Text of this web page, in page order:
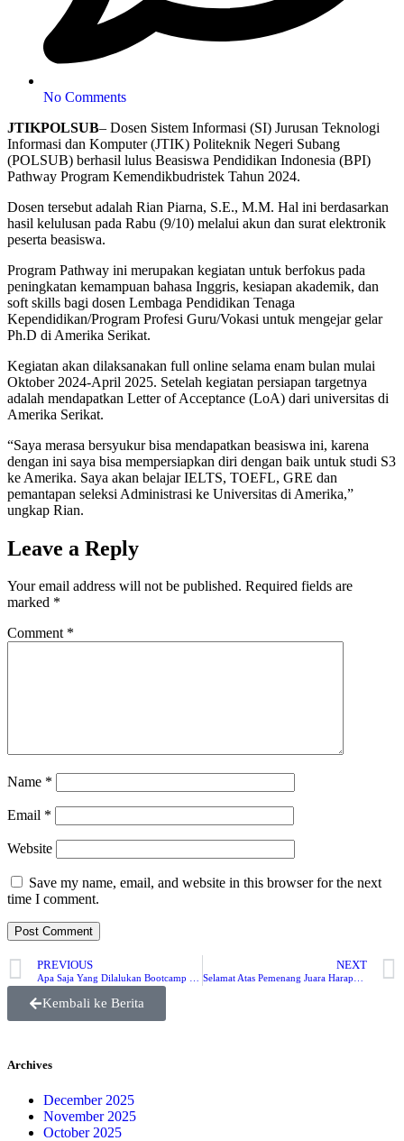
No Comments
JTIKPOLSUB– Dosen Sistem Informasi (SI) Jurusan Teknologi
Informasi dan Komputer (JTIK) Politeknik Negeri Subang
(POLSUB) berhasil lulus Beasiswa Pendidikan Indonesia (BPI)
Pathway Program Kemendikbudristek Tahun 2024.
Dosen tersebut adalah Rian Piarna, S.E., M.M. Hal ini berdasarkan
hasil kelulusan pada Rabu (9/10) melalui akun dan surat elektronik
peserta beasiswa.
Program Pathway ini merupakan kegiatan untuk berfokus pada
peningkatan kemampuan bahasa Inggris, kesiapan akademik, dan
soft skills bagi dosen Lembaga Pendidikan Tenaga
Kependidikan/Program Profesi Guru/Vokasi untuk mengejar gelar
Ph.D di Amerika Serikat.
Kegiatan akan dilaksanakan full online selama enam bulan mulai
Oktober 2024-April 2025. Setelah kegiatan persiapan targetnya
adalah mendapatkan Letter of Acceptance (LoA) dari universitas di
Amerika Serikat.
“Saya merasa bersyukur bisa mendapatkan beasiswa ini, karena
dengan ini saya bisa mempersiapkan diri dengan baik untuk studi S3
ke Amerika. Saya akan belajar IELTS, TOEFL, GRE dan
pemantapan seleksi Administrasi ke Universitas di Amerika,”
ungkap Rian.
Leave a Reply
Your email address will not be published. Required fields are
marked *
Comment *
Name *
Email *
Website
Save my name, email, and website in this browser for the next
time I comment.
PREVIOUS NEXT
Kembali ke Berita
Archives
December 2025
November 2025
October 2025